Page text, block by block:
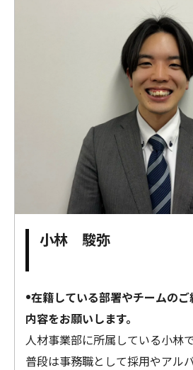
小林 駿弥
•在籍している部署やチームの
内容をお願いします。
人材事業部に所属している小林で
普段は事務職として採用やアル